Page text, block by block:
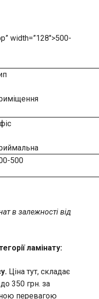
width=”128″>500-
500
в залежності від
ламінату:
Ціна тут, складає
350 грн. за
перевагою